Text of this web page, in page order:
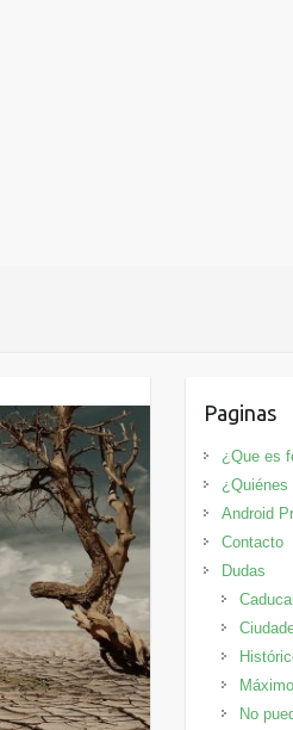
Paginas
¿Que es
¿Quiénes
Android
Contacto
Dudas
No